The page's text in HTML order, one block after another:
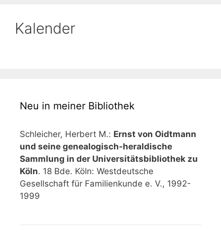
Kalender
Neu in meiner Bibliothek
Schleicher, Herbert M.: Ernst von Oidtmann
und seine genealogisch-heraldische
Sammlung in der Universitätsbibliothek zu
Köln. 18 Bde. Köln: Westdeutsche
Gesellschaft für Familienkunde e. V., 1992-
1999